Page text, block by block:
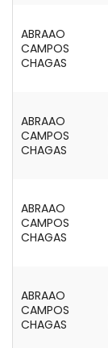
ABRAAO
CAMPOS
CHAGAS
ABRAAO
CAMPOS
CHAGAS
ABRAAO
CAMPOS
CHAGAS
ABRAAO
CAMPOS
CHAGAS